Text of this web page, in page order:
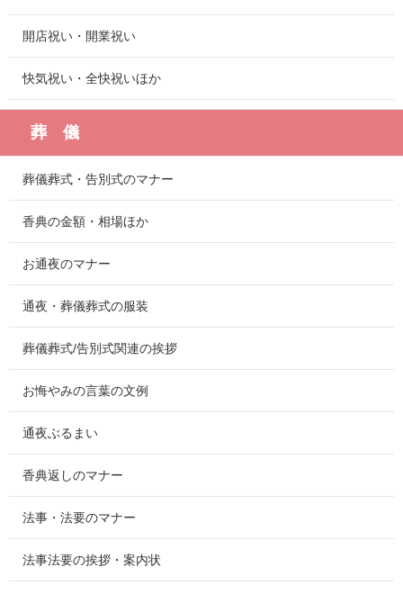
開店祝い・開業祝い
快気祝い・全快祝いほか
葬 儀
葬儀葬式・告別式のマナー
香典の金額・相場ほか
お通夜のマナー
通夜・葬儀葬式の服装
葬儀葬式/告別式関連の挨拶
お悔やみの言葉の文例
通夜ぶるまい
香典返しのマナー
法事・法要のマナー
法事法要の挨拶・案内状